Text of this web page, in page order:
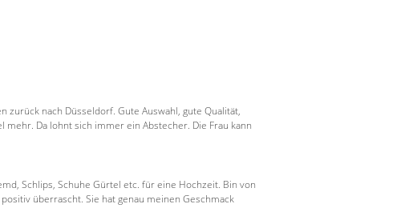
zurück nach Düsseldorf. Gute Auswahl, gute Qualität,
Da lohnt sich immer ein Abstecher. Die Frau kann
Schlips, Schuhe Gürtel etc. für eine Hochzeit. Bin von
überrascht. Sie hat genau meinen Geschmack